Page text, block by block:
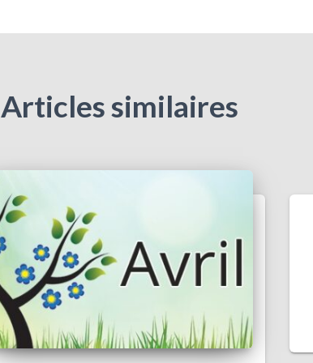
Articles similaires